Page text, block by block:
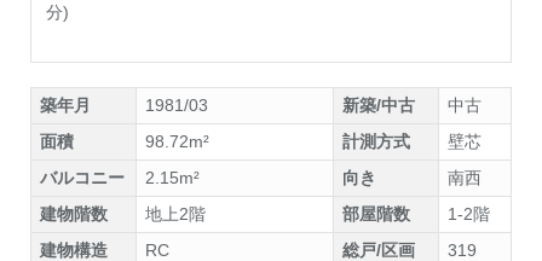
分)
築年月 1981/03 新築/中古
中古
面積
98.72m² 計測方式
壁芯
バルコニー
2.15m² 向き
南西
建物階数
地上2階 部屋階数
1-2階
建物構造
RC
総戸/区画
319